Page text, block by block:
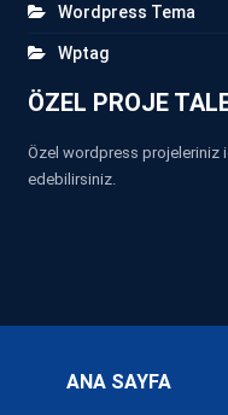
Wordpress Tema
Wptag
ÖZEL PROJE
Özel wordpress projeleriniz
edebilirsiniz.
ANA SAYFA